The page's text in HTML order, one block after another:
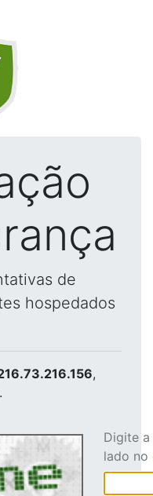
de
hospedados
,
Digite
lado no